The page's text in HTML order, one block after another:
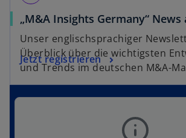
„M&A Insights Germany“
Unser englischsprachiger
Überblick über die wichtigsten
und Trends im deutschen M&A-
Jetzt registrieren